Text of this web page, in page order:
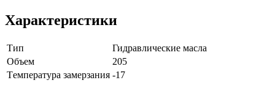
Характеристики
Тип
Гидравлические масла
Объем
205
Tемпература замерзания -17